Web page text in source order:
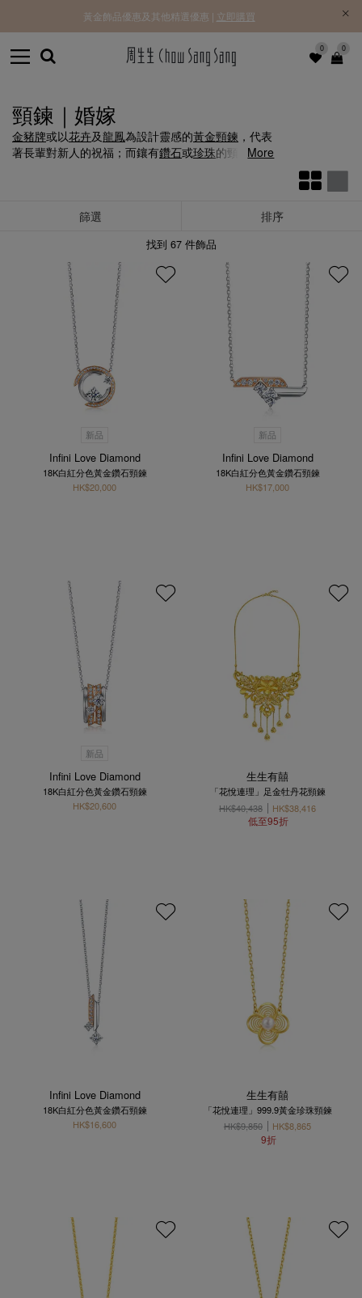
0 0
黃金飾品優惠及其他精選優惠 | 立即購買
頸鍊｜婚嫁
金豬牌或以花卉及龍鳳為設計靈感的黃金頸鍊 ，代表
著長輩對新人的祝福；而鑲有鑽石或珍珠的頸鍊優雅
More
篩選 排序
找到 67件飾品
新品
Infini Love Diamond
18K白紅分色黃金鑽石頸鍊
HK$20,000
新品
Infini Love Diamond
18K白紅分色黃金鑽石頸鍊
HK$17,000
新品
Infini Love Diamond
18K白紅分色黃金鑽石頸鍊
HK$20,600
生生有囍
「花悅連理」足金牡丹花頸鍊
HK$40,438
HK$38,416
低至95折
Infini Love Diamond
18K白紅分色黃金鑽石頸鍊
HK$16,600
生生有囍
「花悅連理」999.9黃金珍珠頸鍊
HK$9,850
HK$8,865
9折